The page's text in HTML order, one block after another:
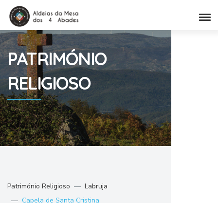
PATRIMÓNIO
RELIGIOSO
Património Religioso
Labruja
Capela de Santa Cristina